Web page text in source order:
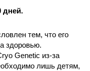
дней.
тем, что его
здоровью.
Genetic из-за
лишь детям,